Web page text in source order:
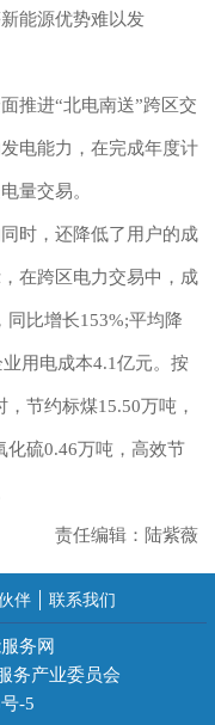
能源优势难以发
进“北电南送”跨区交
电能力，在完成年度计
量交易。
时，还降低了用户的成
在跨区电力交易中，成
同比增长153%;平均降
用电成本4.1亿元。按
节约标煤15.50万吨，
化硫0.46万吨，高效节
责任编辑：陆紫薇
伴 联系我们
务网
务产业委员会
-5